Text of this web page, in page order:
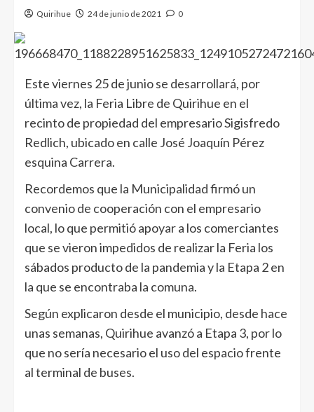
Quirihue 24 de junio de 2021 0
Este viernes 25 de junio se desarrollará, por
última vez, la Feria Libre de Quirihue en el
recinto de propiedad del empresario Sigisfredo
Redlich, ubicado en calle José Joaquín Pérez
esquina Carrera.
Recordemos que la Municipalidad firmó un
convenio de cooperación con el empresario
local, lo que permitió apoyar a los comerciantes
que se vieron impedidos de realizar la Feria los
sábados producto de la pandemia y la Etapa 2 en
la que se encontraba la comuna.
Según explicaron desde el municipio, desde hace
unas semanas, Quirihue avanzó a Etapa 3, por lo
que no sería necesario el uso del espacio frente
al terminal de buses.